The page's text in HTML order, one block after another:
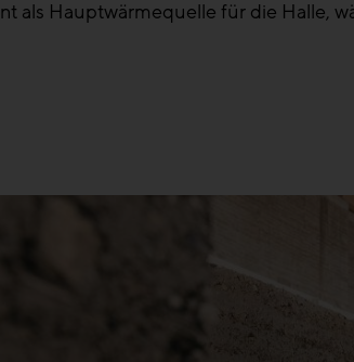
als Hauptwärmequelle für die Halle,